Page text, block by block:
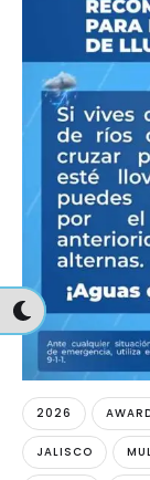
2026
JALISCO